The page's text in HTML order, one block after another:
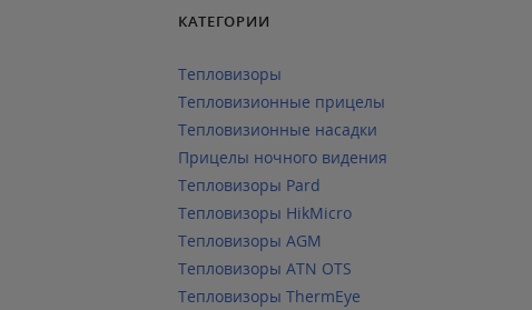
КАТЕГОРИИ
Тепловизоры
Тепловизионные прицелы
Тепловизионные насадки
Прицелы ночного видения
Тепловизоры Pard
Тепловизоры HikMicro
Тепловизоры AGM
Тепловизоры ATN OTS
Тепловизоры ThermEye